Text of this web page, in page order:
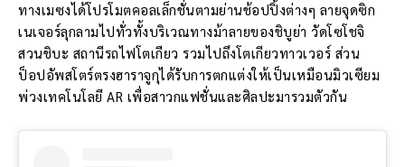
ทางเมซงได้โปรโมตคอลเล็กชั่นตามย่านช้อปปิ้งต่างๆ ลายจุดซิก
เนเจอร์ลุกลามไปทั่วทั้งบริเวณทางม้าลายของชิบูย่า วัดโซโชจิ
สวนชิบะ สถานีรถไฟโตเกียว รวมไปถึงโตเกียวทาวเวอร์ ส่วน
ป็อปอัพสโตร์ตรงฮาราจูกุได้รับการตกแต่งให้เป็นเหมือนมิวเซียม
พ่วงเทคโนโลยี AR เพื่อสาวกแฟชั่นและศิลปะมารวมตัวกัน